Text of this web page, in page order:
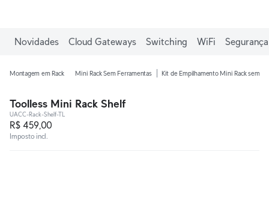
Novidades Cloud Gateways Switching WiFi
Montagem em Rack Mini Rack Sem Ferramentas Kit de Empilhamento Mini Rack sem
Toolless Mini Rack Shelf
UACC-Rack-Shelf-TL
R$ 459,00
Imposto incl.